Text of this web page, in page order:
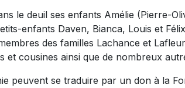
le deuil ses enfants Amélie (Pierre-
enfants Daven, Bianca, Louis et
des familles Lachance et
et cousines ainsi que de nombreux
peuvent se traduire par un don à la